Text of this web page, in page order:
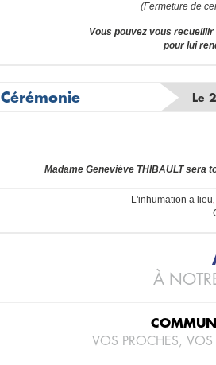
(Fermeture de
Vous pouvez vous
pour lui
Cérémonie Le
Madame Geneviève THIBAULT
L'inhumation a lieu
À
VOS PROCHES,